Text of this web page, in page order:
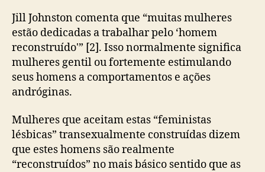
Jill Johnston comenta que “muitas mulheres
estão dedicadas a trabalhar pelo ‘homem
reconstruído'” [2]. Isso normalmente significa
mulheres gentil ou fortemente estimulando
seus homens a comportamentos e ações
andróginas.
Mulheres que aceitam estas “feministas
lésbicas” transexualmente construídas dizem
que estes homens são realmente
“reconstruídos” no mais básico sentido que as